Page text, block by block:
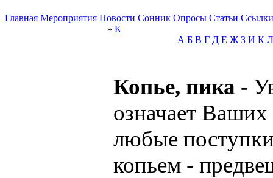
Главная Мероприятия Новости Сонник Опросы Статьи Ссылки
» К
А Б В Г Д Е Ж З И К Л
Копье, пика -
означает
любые
копьем -